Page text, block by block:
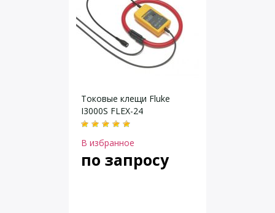
Токовые клещи Fluke
I3000S FLEX-24
В избранное
по запросу